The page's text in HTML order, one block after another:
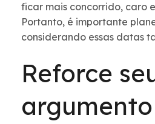
ficar mais concorrido, caro
Portanto, é importante
considerando essas datas
Reforce